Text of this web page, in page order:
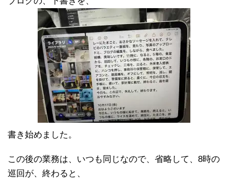
書き始めました。
この後の業務は、いつも同じなので、省略して、8時の
巡回が、終わると、